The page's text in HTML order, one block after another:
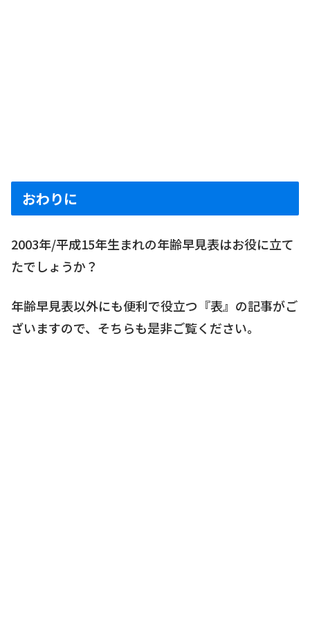
おわりに
2003年/平成15年生まれの年齢早見表はお役に立て
たでしょうか？
年齢早見表以外にも便利で役立つ『表』の記事がご
ざいますので、そちらも是非ご覧ください。